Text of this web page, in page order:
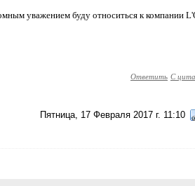
уважением буду относиться к компании
Ответить С
Пятница, 17 Февраля 2017 г. 11:10